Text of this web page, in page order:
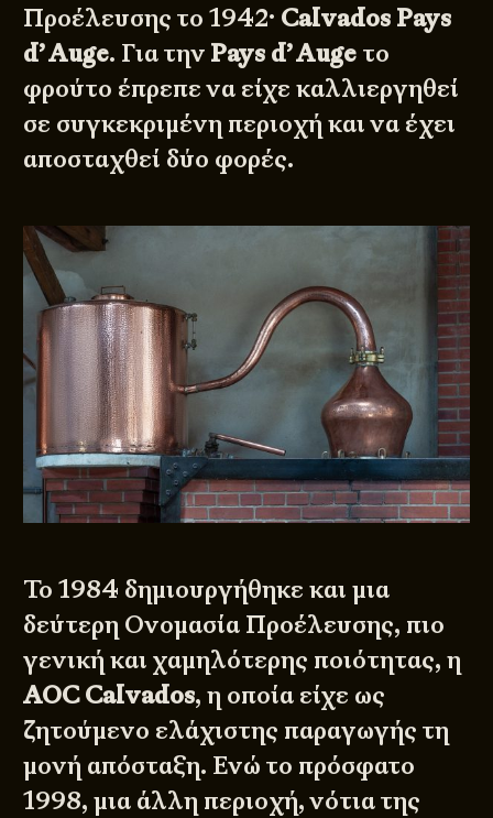
Προέλευσης το 1942· Calvados Pays
d’ Auge. Για την Pays d’ Auge το
φρούτο έπρεπε να είχε καλλιεργηθεί
σε συγκεκριμένη περιοχή και να έχει
αποσταχθεί δύο φορές.
Το 1984 δημιουργήθηκε και μια
δεύτερη Ονομασία Προέλευσης, πιο
γενική και χαμηλότερης ποιότητας, η
AOC Calvados, η οποία είχε ως
ζητούμενο ελάχιστης παραγωγής τη
μονή απόσταξη. Ενώ το πρόσφατο
1998, μια άλλη περιοχή, νότια της